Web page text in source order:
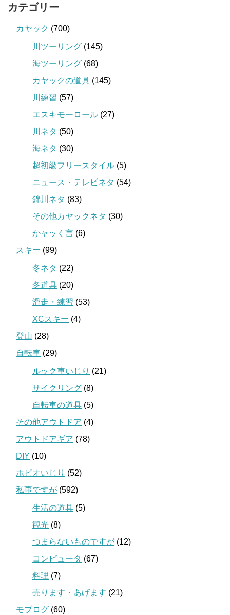
カテゴリー
カヤック (700)
川ツーリング (145)
海ツーリング (68)
カヤックの道具 (145)
川練習 (57)
エスキモーロール (27)
川ネタ (50)
海ネタ (30)
超初級フリースタイル (5)
ニュース・テレビネタ (54)
錦川ネタ (83)
その他カヤックネタ (30)
かャッく言 (6)
スキー (99)
冬ネタ (22)
冬道具 (20)
滑走・練習 (53)
XCスキー (4)
登山 (28)
自転車 (29)
ルック車いじり (21)
サイクリング (8)
自転車の道具 (5)
その他アウトドア (4)
アウトドアギア (78)
DIY (10)
ホビオいじり (52)
私事ですが (592)
生活の道具 (5)
観光 (8)
つまらないものですが (12)
コンピュータ (67)
料理 (7)
売ります・あげます (21)
モブログ (60)